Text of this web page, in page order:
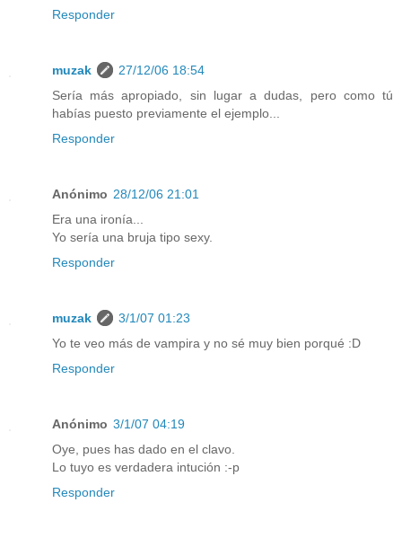
Responder
muzak
27/12/06 18:54
Sería más apropiado, sin lugar a dudas, pero como tú
habías puesto previamente el ejemplo...
Responder
Anónimo 28/12/06 21:01
Era una ironía...
Yo sería una bruja tipo sexy.
Responder
muzak
3/1/07 01:23
Yo te veo más de vampira y no sé muy bien porqué :D
Responder
Anónimo 3/1/07 04:19
Oye, pues has dado en el clavo.
Lo tuyo es verdadera intución :-p
Responder